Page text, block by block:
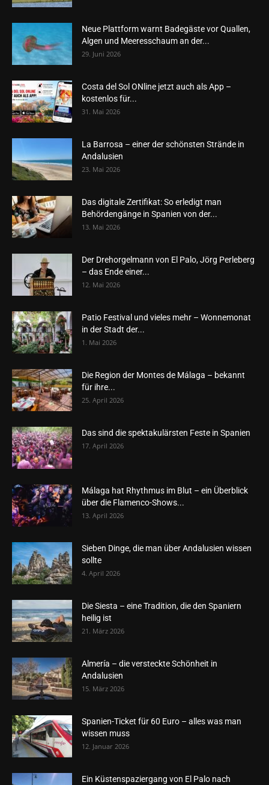
Neue Plattform warnt Badegäste vor Quallen,
Algen und Meeresschaum an der...
29. Juni 2026
Costa del Sol ONline jetzt auch als App –
kostenlos für...
31. Mai 2026
La Barrosa – einer der schönsten Strände in
Andalusien
23. Mai 2026
Das digitale Zertifikat: So erledigt man
Behördengänge in Spanien von der...
13. Mai 2026
Der Drehorgelmann von El Palo, Jörg Perleberg
– das Ende einer...
12. Mai 2026
Patio Festival und vieles mehr – Wonnemonat
in der Stadt der...
1. Mai 2026
Die Region der Montes de Málaga – bekannt
für ihre...
25. April 2026
Das sind die spektakulärsten Feste in Spanien
17. April 2026
Málaga hat Rhythmus im Blut – ein Überblick
über die Flamenco-Shows...
13. April 2026
Sieben Dinge, die man über Andalusien wissen
sollte
4. April 2026
Die Siesta – eine Tradition, die den Spaniern
heilig ist
21. März 2026
Almería – die versteckte Schönheit in
Andalusien
15. März 2026
Spanien-Ticket für 60 Euro – alles was man
wissen muss
12. Januar 2026
Ein Küstenspaziergang von El Palo nach